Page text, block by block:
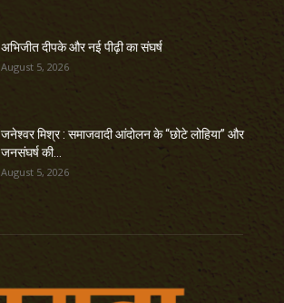
अभिजीत दीपके और नई पीढ़ी का संघर्ष
August 5, 2026
जनेश्वर मिश्र : समाजवादी आंदोलन के “छोटे लोहिया” और
जनसंघर्ष की...
August 5, 2026